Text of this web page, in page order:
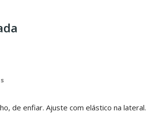
de enfiar. Ajuste com elástico na lateral.